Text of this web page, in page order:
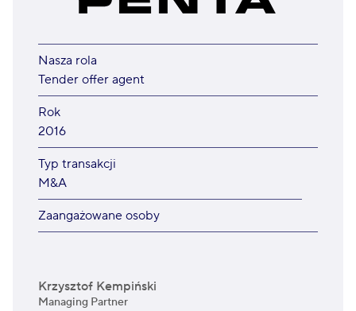
Nasza rola
Tender offer agent
Rok
2016
Typ transakcji
M&A
Zaangażowane osoby
Krzysztof Kempiński
Managing Partner